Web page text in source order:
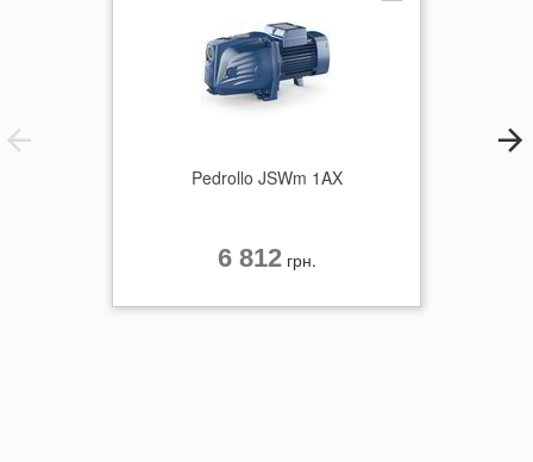
Pedrollo JSWm 1AX
6 812грн.